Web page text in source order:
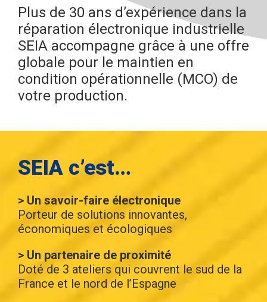
Plus de 30 ans d’expérience dans la
réparation électronique industrielle
SEIA accompagne grâce à une offre
globale pour le maintien en
condition opérationnelle (MCO) de
votre production.
SEIA c’est…
> Un savoir-faire électronique
Porteur de solutions innovantes,
économiques et écologiques
> Un partenaire de proximité
Doté de 3 ateliers qui couvrent le sud de la
France et le nord de l’Espagne